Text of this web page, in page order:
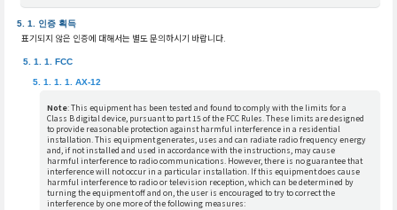
인증 획득
표기되지 않은 인증에 대해서는 별도 문의하시기 바랍니다.
FCC
AX-12
Note: This equipment has been tested and found to comply with the limits for a
Class B digital device, pursuant to part 15 of the FCC Rules. These limits are designed
to provide reasonable protection against harmful interference in a residential
installation. This equipment generates, uses and can radiate radio frequency energy
and, if not installed and used in accordance with the instructions, may cause
harmful interference to radio communications. However, there is no guarantee that
interference will not occur in a particular installation. If this equipment does cause
harmful interference to radio or television reception, which can be determined by
turning the equipment off and on, the user is encouraged to try to correct the
interference by one more of the following measures: